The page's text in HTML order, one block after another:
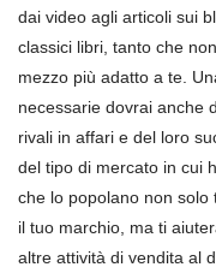
dai video agli articoli sui
classici libri, tanto che
mezzo più adatto a te.
necessarie dovrai anche
rivali in affari e del loro
del tipo di mercato in cui
che lo popolano non
il tuo marchio, ma ti
altre attività di vendita al